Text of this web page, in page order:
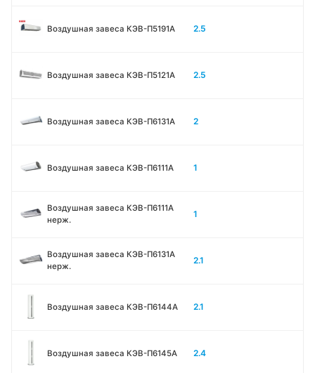
Воздушная завеса КЭВ-П5191А 2.5
Воздушная завеса КЭВ-П5121А 2.5
Воздушная завеса КЭВ-П6131A 2
Воздушная завеса КЭВ-П6111A 1
Воздушная завеса КЭВ-П6111A
нерж.
1
Воздушная завеса КЭВ-П6131A
нерж.
2.1
Воздушная завеса КЭВ-П6144A 2.1
Воздушная завеса КЭВ-П6145A 2.4